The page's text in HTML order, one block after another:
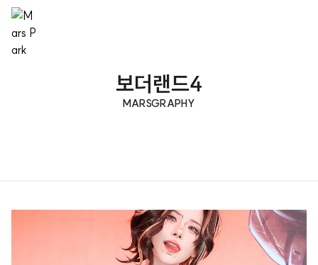
보더랜드4
MARSGRAPHY